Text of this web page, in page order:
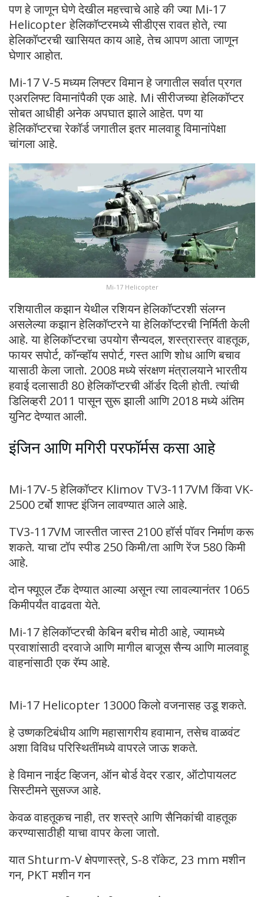
पण हे जाणून घेणे देखील महत्त्वाचे आहे की ज्या Mi-17
Helicopter हेलिकॉप्टरमध्ये सीडीएस रावत होते, त्या
हेलिकॉप्टरची खासियत काय आहे, तेच आपण आता जाणून
घेणार आहोत.
Mi-17 V-5 मध्यम लिफ्टर विमान हे जगातील सर्वात प्रगत
एअरलिफ्ट विमानांपैकी एक आहे. Mi सीरीजच्या हेलिकॉप्टर
सोबत आधीही अनेक अपघात झाले आहेत. पण या
हेलिकॉप्टरचा रेकॉर्ड जगातील इतर मालवाहू विमानांपेक्षा
चांगला आहे.
Mi-17 Helicopter
रशियातील कझान येथील रशियन हेलिकॉप्टरशी संलग्न
असलेल्या कझान हेलिकॉप्टरने या हेलिकॉप्टरची निर्मिती केली
आहे. या हेलिकॉप्टरचा उपयोग सैन्यदल, शस्त्रास्त्र वाहतूक,
फायर सपोर्ट, कॉन्व्हॉय सपोर्ट, गस्त आणि शोध आणि बचाव
यासाठी केला जातो. 2008 मध्ये संरक्षण मंत्रालयाने भारतीय
हवाई दलासाठी 80 हेलिकॉप्टरची ऑर्डर दिली होती. त्यांची
डिलिव्हरी 2011 पासून सुरू झाली आणि 2018 मध्ये अंतिम
युनिट देण्यात आली.
इंजिन आणि मगिरी परफॉर्मस कसा आहे
Mi-17V-5 हेलिकॉप्टर Klimov TV3-117VM किंवा VK-
2500 टर्बो शाफ्ट इंजिन लावण्यात आले आहे.
TV3-117VM जास्तीत जास्त 2100 हॉर्स पॉवर निर्माण करू
शकते. याचा टॉप स्पीड 250 किमी/ता आणि रेंज 580 किमी
आहे.
दोन फ्यूएल टॅंक देण्यात आल्या असून त्या लावल्यानंतर 1065
किमीपर्यंत वाढवता येते.
Mi-17 हेलिकॉप्टरची केबिन बरीच मोठी आहे, ज्यामध्ये
प्रवाशांसाठी दरवाजे आणि मागील बाजूस सैन्य आणि मालवाहू
वाहनांसाठी एक रॅम्प आहे.
Mi-17 Helicopter 13000 किलो वजनासह उडू शकते.
हे उष्णकटिबंधीय आणि महासागरीय हवामान, तसेच वाळवंट
अशा विविध परिस्थितींमध्ये वापरले जाऊ शकते.
हे विमान नाईट व्हिजन, ऑन बोर्ड वेदर रडार, ऑटोपायलट
सिस्टीमने सुसज्ज आहे.
केवळ वाहतूकच नाही, तर शस्त्रे आणि सैनिकांची वाहतूक
करण्यासाठीही याचा वापर केला जातो.
यात Shturm-V क्षेपणास्त्रे, S-8 रॉकेट, 23 mm मशीन
गन, PKT मशीन गन